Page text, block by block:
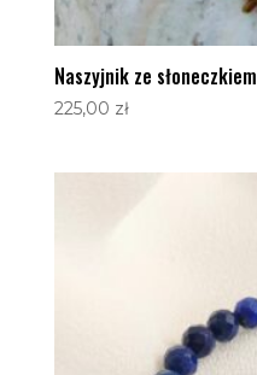
Naszyjnik ze słoneczkiem
225,00 zł